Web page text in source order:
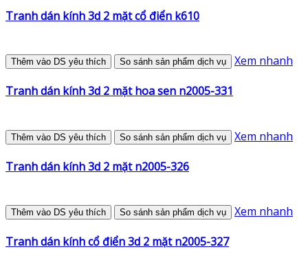
Tranh dán kính 3d 2 mặt cổ điển k610
Thêm vào DS yêu thích So sánh sản phẩm dịch vụ Xem nhanh
Tranh dán kính 3d 2 mặt hoa sen n2005-331
Thêm vào DS yêu thích So sánh sản phẩm dịch vụ Xem nhanh
Tranh dán kính 3d 2 mặt n2005-326
Thêm vào DS yêu thích So sánh sản phẩm dịch vụ Xem nhanh
Tranh dán kính cổ điển 3d 2 mặt n2005-327